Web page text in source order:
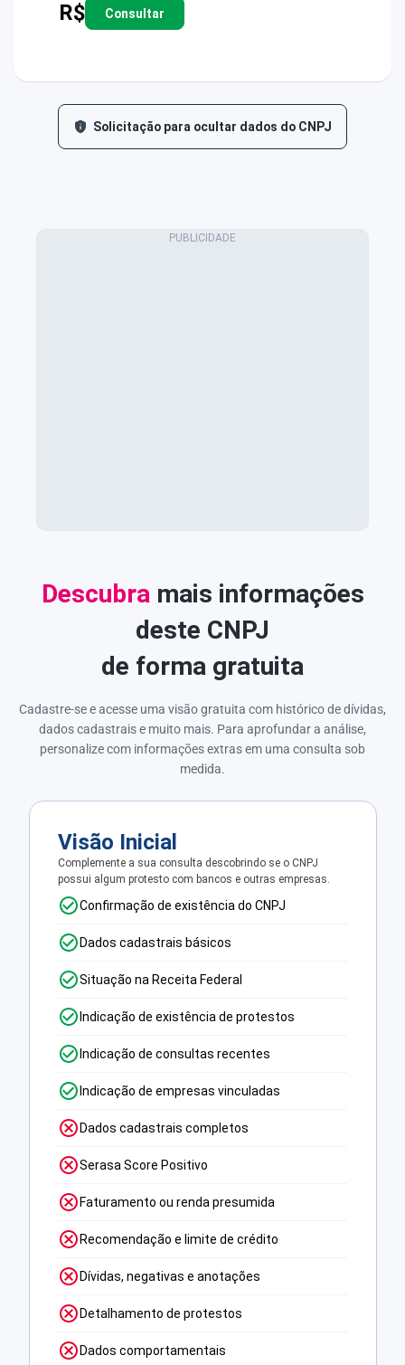
R$ Consultar
Solicitação para ocultar dados do CNPJ
Descubra mais informações
deste CNPJ
de forma gratuita
Cadastre-se e acesse uma visão gratuita com histórico de dívidas,
dados cadastrais e muito mais. Para aprofundar a análise,
personalize com informações extras em uma consulta sob
medida.
Visão Inicial
Complemente a sua consulta descobrindo se o CNPJ
possui algum protesto com bancos e outras empresas.
Confirmação de existência do CNPJ
Dados cadastrais básicos
Situação na Receita Federal
Indicação de existência de protestos
Indicação de consultas recentes
Indicação de empresas vinculadas
Dados cadastrais completos
Serasa Score Positivo
Faturamento ou renda presumida
Recomendação e limite de crédito
Dívidas, negativas e anotações
Detalhamento de protestos
Dados comportamentais